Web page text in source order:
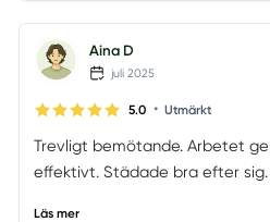
Aina D
juli 2025
5.0 • Utmärkt
Trevligt bemötande. Arbetet
effektivt. Städade bra efter sig.
Läs mer